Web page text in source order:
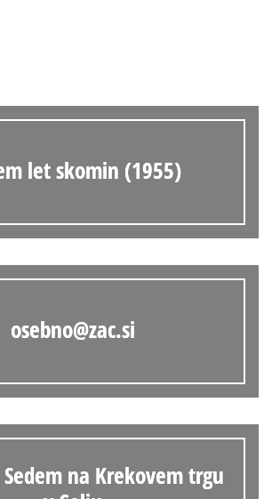
let skomin (1955)
osebno@zac.si
Sedem na Krekovem trgu